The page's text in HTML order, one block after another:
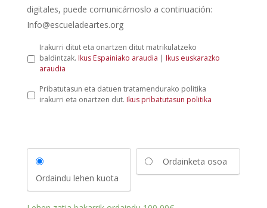
digitales, puede comunicárnoslo a continuación:
Info@escueladeartes.org
e
e
p
Irakurri ditut eta onartzen ditut matrikulatzeko
baldintzak. Ikus Espainiako araudia | Ikus euskarazko
araudia
P
r
u
Pribatutasun eta datuen tratamendurako politika
irakurri eta onartzen dut. Ikus pribatutasun politika
Ordaindu lehen kuota
Ordainketa osoa